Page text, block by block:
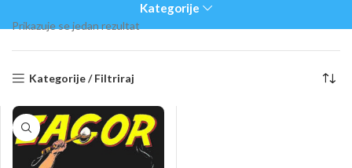
Kategorije
Prikazuje se jedan rezultat
Kategorije / Filtriraj